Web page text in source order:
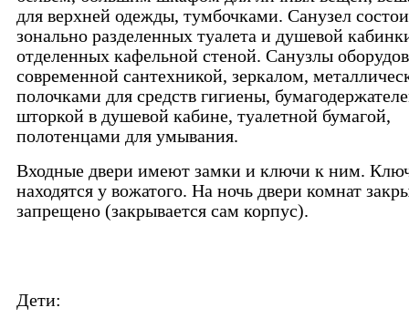
для верхней одежды, тумбочками. Санузел
зонально разделенных туалета и душевой
отделенных кафельной стеной. Санузлы
современной сантехникой, зеркалом,
полочками для средств гигиены,
шторкой в душевой кабине, туалетной бумагой,
полотенцами для умывания.
Входные двери имеют замки и ключи к ним.
находятся у вожатого. На ночь двери комнат
запрещено (закрывается сам корпус).
Дети: